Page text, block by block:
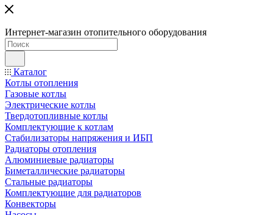
Интернет-магазин отопительного оборудования
Каталог
Котлы отопления
Газовые котлы
Электрические котлы
Твердотопливные котлы
Комплектующие к котлам
Стабилизаторы напряжения и ИБП
Радиаторы отопления
Алюминиевые радиаторы
Биметаллические радиаторы
Стальные радиаторы
Комплектующие для радиаторов
Конвекторы